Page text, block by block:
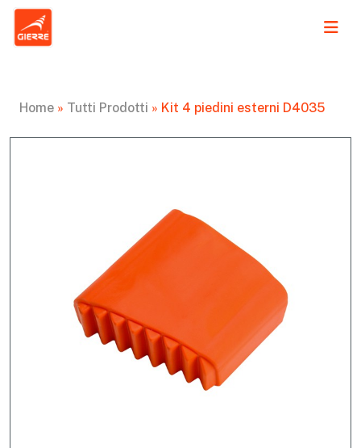
Home » Tutti Prodotti » Kit 4 piedini esterni D4035